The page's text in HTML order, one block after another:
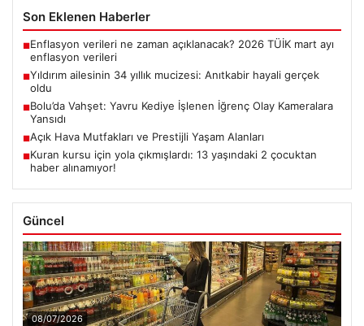
Son Eklenen Haberler
■Enflasyon verileri ne zaman açıklanacak? 2026 TÜİK mart ayı
enflasyon verileri
■Yıldırım ailesinin 34 yıllık mucizesi: Anıtkabir hayali gerçek
oldu
■Bolu’da Vahşet: Yavru Kediye İşlenen İğrenç Olay Kameralara
Yansıdı
■Açık Hava Mutfakları ve Prestijli Yaşam Alanları
■Kuran kursu için yola çıkmışlardı: 13 yaşındaki 2 çocuktan
haber alınamıyor!
Güncel
08/07/2026